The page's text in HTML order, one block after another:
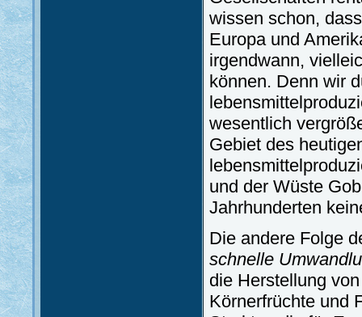
wissen schon,
Europa und
irgendwann,
können. Denn wir
wesentlich
Gebiet des
und der Wüste
Jahrhunderten
Die andere Folge
schnelle
die Herstellung
Körnerfrüchte und